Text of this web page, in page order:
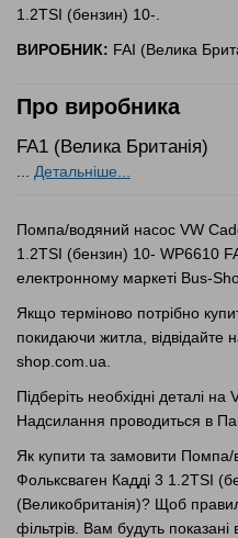
1.2TSI (бензин) 10-.
ВИРОБНИК: FAI (Велика
Про виробника
FA1 (Велика Британія)
Детальніше...
Помпа/водяний насос VW
1.2TSI (бензин) 10- WP6610
електронному маркеті Bus-
Якщо терміново потрібно
покидаючи житла,
shop.com.ua.
Підберіть необхідні деталі
Надсилання проводиться в
Як купити та замовити
Фольксваген Кадді 3 1.2TSI
(Великобританія)? Щоб
фільтрів. Вам будуть